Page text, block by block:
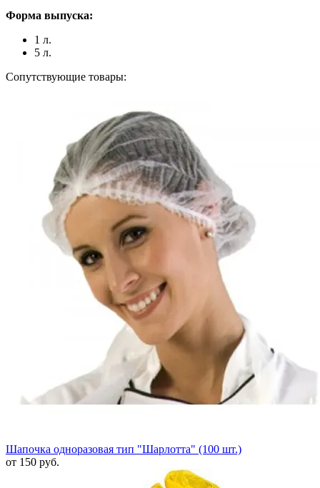
Форма выпуска:
1 л.
5 л.
Сопутствующие товары:
Шапочка одноразовая тип "Шарлотта" (100 шт.)
от 150 руб.